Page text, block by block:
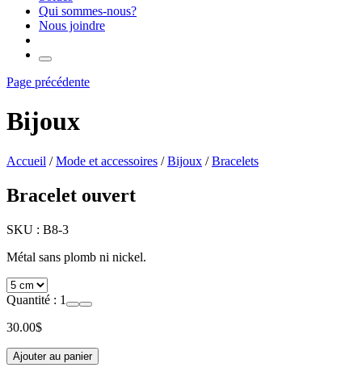
Qui sommes-nous?
Nous joindre
Page précédente
Bijoux
Accueil /Mode et accessoires /Bijoux /Bracelets
Bracelet ouvert
SKU : B8-3
Métal sans plomb ni nickel.
Quantité : 1
30.00$
Ajouter au panier